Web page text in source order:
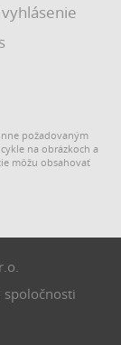
požadovaným
na obrázkoch a
môžu obsahovať